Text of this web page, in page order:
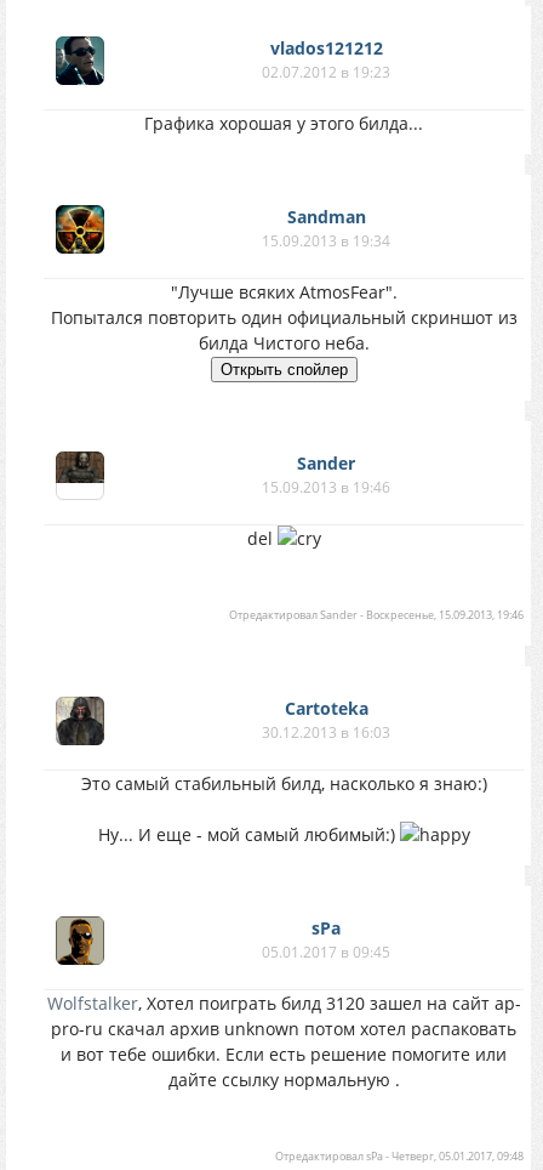
vlados121212
02.07.2012 в 19:23
Графика хорошая у этого билда...
Sandman
15.09.2013 в 19:34
"Лучше всяких AtmosFear".
Попытался повторить один официальный скриншот из
билда Чистого неба.
Sander
15.09.2013 в 19:46
del
ОтредактировалSander- Воскресенье, 15.09.2013, 19:46
Cartoteka
30.12.2013 в 16:03
Это самый стабильный билд, насколько я знаю:)
Ну... И еще - мой самый любимый:)
sPa
05.01.2017 в 09:45
Wolfstalker, Хотел поиграть билд 3120 зашел на сайт ap-
pro-ru скачал архив unknown потом хотел распаковать
и вот тебе ошибки. Если есть решение помогите или
дайте ссылку нормальную .
ОтредактировалsPa-Четверг, 05.01.2017, 09:48